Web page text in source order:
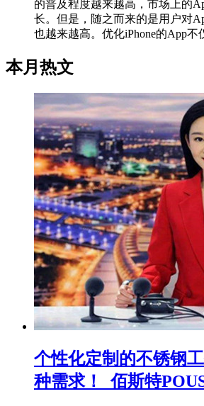
的普及程度越来越高，市场上的
长。但是，随之而来的是用户对
也越来越高。优化iPhone的App不
本月热文
个性化定制的不锈钢
种需求！_佰斯特